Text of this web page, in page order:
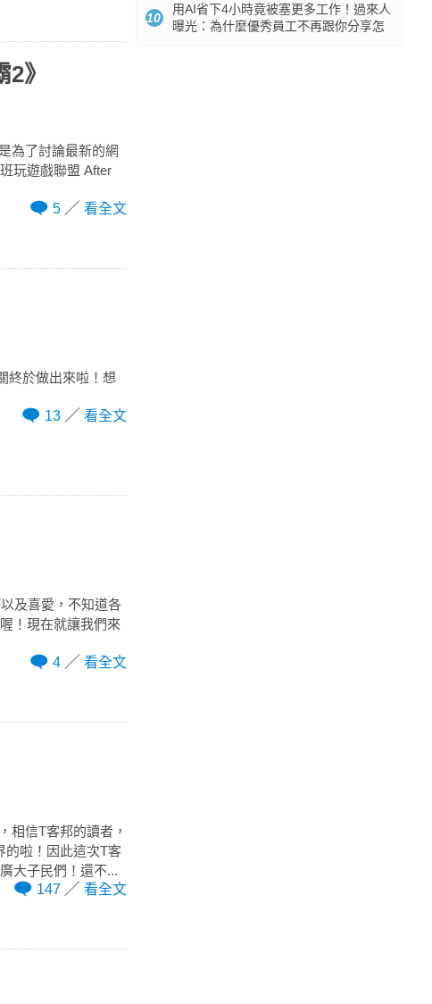
》
為了討論最新的網
玩遊戲聯盟 After
5
看全文
終於做出來啦！想
13
看全文
及喜愛，不知道各
！現在就讓我們來
4
看全文
相信T客邦的讀者，
的啦！因此這次T客
大子民們！還不...
147
看全文
10
用AI省下4小時竟被塞更多工作！過來人
曝光：為什麼優秀員工不再跟你分享怎